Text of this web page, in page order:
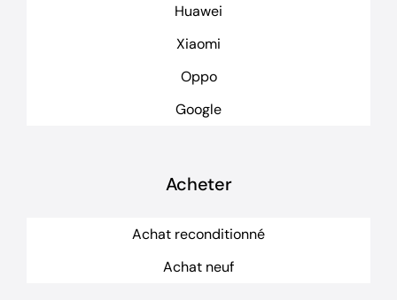
Huawei
Xiaomi
Oppo
Google
Acheter
Achat reconditionné
Achat neuf